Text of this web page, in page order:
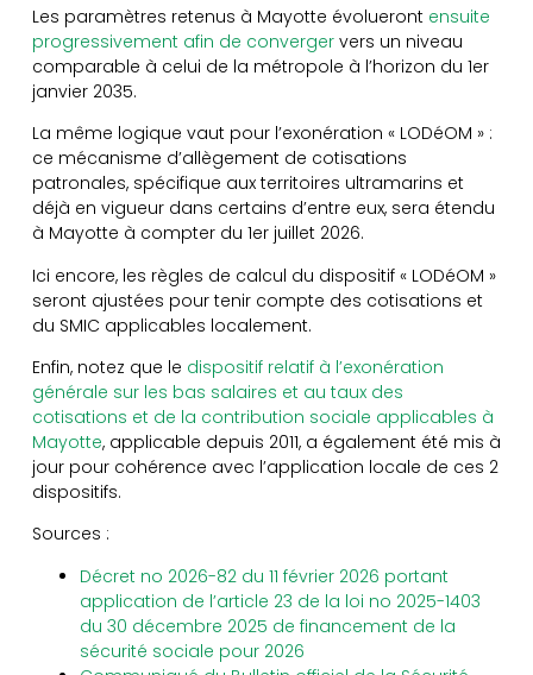
Les paramètres retenus à Mayotte évolueront ensuite
progressivement afin de convergervers un niveau
comparable à celui de la métropole à l’horizon du 1er
janvier 2035.
La même logique vaut pour l’exonération « LODéOM » :
ce mécanisme d’allègement de cotisations
patronales, spécifique aux territoires ultramarins et
déjà en vigueur dans certains d’entre eux, sera étendu
à Mayotte à compter du 1er juillet 2026.
Ici encore, les règles de calcul du dispositif « LODéOM »
seront ajustées pour tenir compte des cotisations et
du SMIC applicables localement.
Enfin, notez que le dispositif relatif à l’exonération
générale sur les bas salaires et au taux des
cotisations et de la contribution sociale applicables à
Mayotte, applicable depuis 2011, a également été mis à
jour pour cohérence avec l’application locale de ces 2
dispositifs.
Sources :
Décret no 2026-82 du 11 février 2026 portant
application de l’article 23 de la loi no 2025-1403
du 30 décembre 2025 de financement de la
sécurité sociale pour 2026